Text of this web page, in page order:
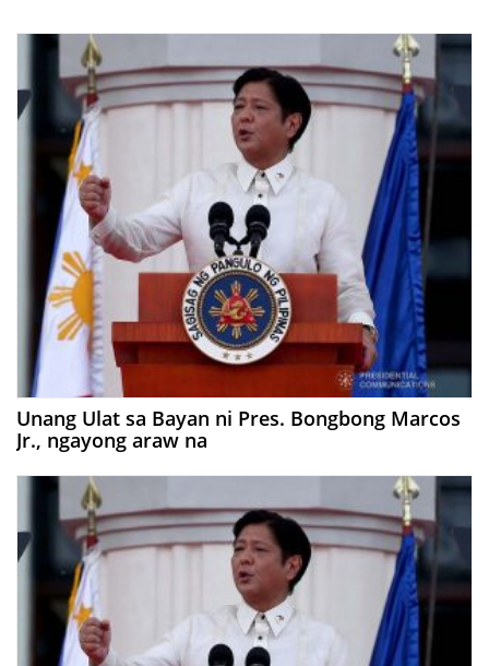
Unang Ulat sa Bayan ni Pres. Bongbong Marcos
Jr., ngayong araw na